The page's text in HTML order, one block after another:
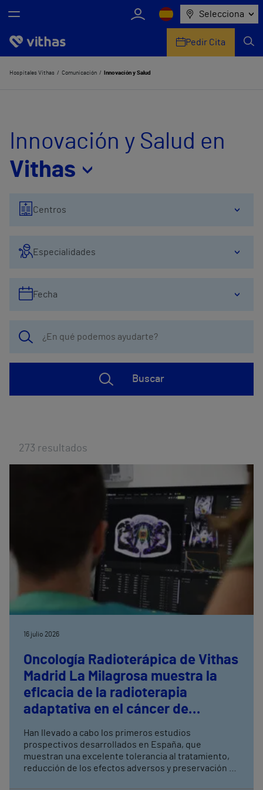
Selecciona
Nosotros
Comunicación
Pedir Cita
Hospitales Vithas Comunicación Innovación y Salud
Innovación y Salud en
Vithas
Centros
Especialidades
Fecha
Buscar
273 resultados
16 julio 2026
Oncología Radioterápica de Vithas
Madrid La Milagrosa muestra la
eficacia de la radioterapia
adaptativa en el cáncer de
próstata
Han llevado a cabo los primeros estudios
prospectivos desarrollados en España, que
muestran una excelente tolerancia al tratamiento,
reducción de los efectos adversos y preservación de